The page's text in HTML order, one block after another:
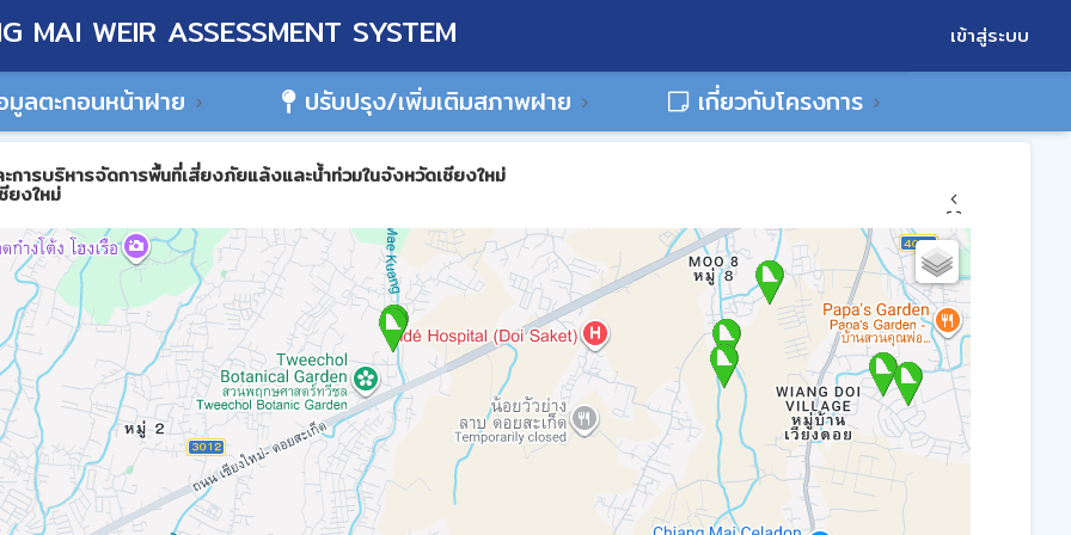
MAI WEIR ASSESSMENT SYSTEM เข้าสู่ระบบ
ลตะกอนหน้าฝาย ปรับปรุง/เพิ่มเติมสภาพฝาย เกี่ยวกับโครงการ
ารบริหารจัดการพื้นที่เสี่ยงภัยแล้งและน้ำท่วมในจังหวัดเชียงใหม่
ยงใหม่